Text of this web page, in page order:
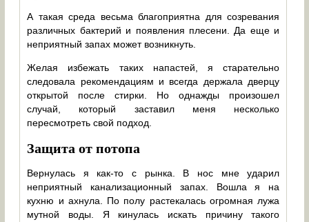
А такая среда весьма благоприятна для созревания
различных бактерий и появления плесени. Да еще и
неприятный запах может возникнуть.
Желая избежать таких напастей, я старательно
следовала рекомендациям и всегда держала дверцу
открытой после стирки. Но однажды произошел
случай, который заставил меня несколько
пересмотреть свой подход.
Защита от потопа
Вернулась я как-то с рынка. В нос мне ударил
неприятный канализационный запах. Вошла я на
кухню и ахнула. По полу растекалась огромная лужа
мутной воды. Я кинулась искать причину такого